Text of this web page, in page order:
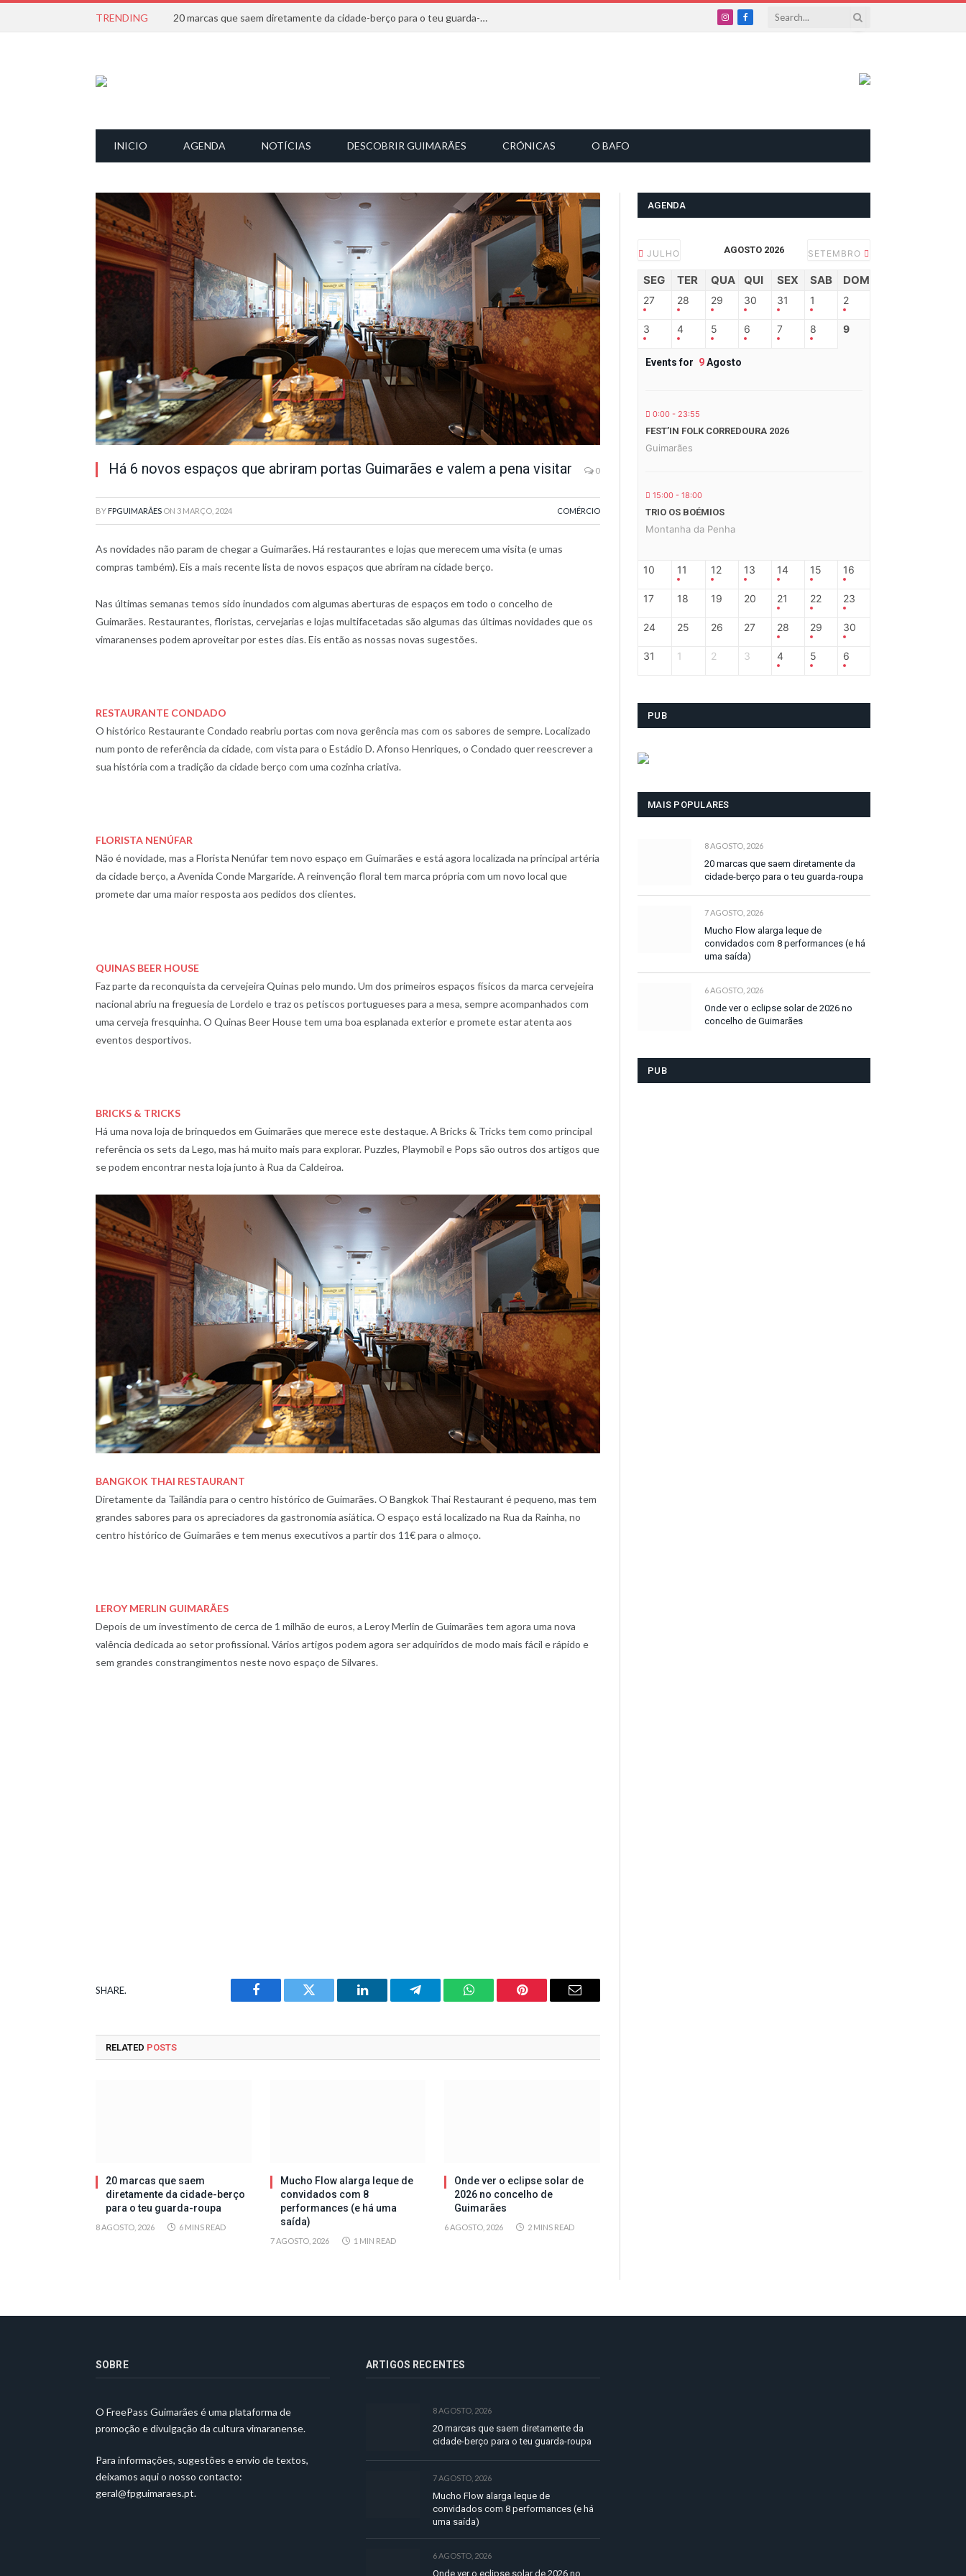
TRENDING 20 marcas que saem diretamente da cidade-berço para o teu guarda-roupa
InstagramFacebook
INICIO AGENDA NOTÍCIAS DESCOBRIR GUIMARÃES CRÓNICAS O BAFO
Há 6 novos espaços que abriram portas Guimarães e valem a pena visitar 0
BY FPGUIMARÃES ON 3 MARÇO, 2024 COMÉRCIO
As novidades não param de chegar a Guimarães. Há restaurantes e lojas que merecem uma visita (e umas
compras também). Eis a mais recente lista de novos espaços que abriram na cidade berço.
Nas últimas semanas temos sido inundados com algumas aberturas de espaços em todo o concelho de
Guimarães. Restaurantes, floristas, cervejarias e lojas multifacetadas são algumas das últimas novidades que os
vimaranenses podem aproveitar por estes dias. Eis então as nossas novas sugestões.
RESTAURANTE CONDADO
O histórico Restaurante Condado reabriu portas com nova gerência mas com os sabores de sempre. Localizado
num ponto de referência da cidade, com vista para o Estádio D. Afonso Henriques, o Condado quer reescrever a
sua história com a tradição da cidade berço com uma cozinha criativa.
FLORISTA NENÚFAR
Não é novidade, mas a Florista Nenúfar tem novo espaço em Guimarães e está agora localizada na principal artéria
da cidade berço, a Avenida Conde Margaride. A reinvenção floral tem marca própria com um novo local que
promete dar uma maior resposta aos pedidos dos clientes.
QUINAS BEER HOUSE
Faz parte da reconquista da cervejeira Quinas pelo mundo. Um dos primeiros espaços físicos da marca cervejeira
nacional abriu na freguesia de Lordelo e traz os petiscos portugueses para a mesa, sempre acompanhados com
uma cerveja fresquinha. O Quinas Beer House tem uma boa esplanada exterior e promete estar atenta aos
eventos desportivos.
BRICKS & TRICKS
Há uma nova loja de brinquedos em Guimarães que merece este destaque. A Bricks & Tricks tem como principal
referência os sets da Lego, mas há muito mais para explorar. Puzzles, Playmobil e Pops são outros dos artigos que
se podem encontrar nesta loja junto à Rua da Caldeiroa.
BANGKOK THAI RESTAURANT
Diretamente da Tailândia para o centro histórico de Guimarães. O Bangkok Thai Restaurant é pequeno, mas tem
grandes sabores para os apreciadores da gastronomia asiática. O espaço está localizado na Rua da Rainha, no
centro histórico de Guimarães e tem menus executivos a partir dos 11€ para o almoço.
LEROY MERLIN GUIMARÃES
Depois de um investimento de cerca de 1 milhão de euros, a Leroy Merlin de Guimarães tem agora uma nova
valência dedicada ao setor profissional. Vários artigos podem agora ser adquiridos de modo mais fácil e rápido e
sem grandes constrangimentos neste novo espaço de Silvares.
SHARE.
Facebook Twitter LinkedIn Telegram WhatsAppPinterest Email
RELATED POSTS
20 marcas que saem
diretamente da cidade-berço
para o teu guarda-roupa
8 AGOSTO, 2026 6 MINS READ
Mucho Flow alarga leque de
convidados com 8
performances (e há uma
saída)
7 AGOSTO, 2026 1 MIN READ
Onde ver o eclipse solar de
2026 no concelho de
Guimarães
6 AGOSTO, 2026 2 MINS READ
AGENDA
JULHO AGOSTO 2026 SETEMBRO
SEG TER QUA QUI SEX SAB DOM
27 28 29 30 31 1 2
3 4 5 6 7 8 9
Events for 9Agosto
0:00 - 23:55
FEST’IN FOLK CORREDOURA 2026
Guimarães
15:00 - 18:00
TRIO OS BOÉMIOS
Montanha da Penha
10 11 12 13 14 15 16
17 18 19 20 21 22 23
24 25 26 27 28 29 30
31 1 2 3 4 5 6
PUB
MAIS POPULARES
8 AGOSTO, 2026
20 marcas que saem diretamente da
cidade-berço para o teu guarda-roupa
7 AGOSTO, 2026
Mucho Flow alarga leque de
convidados com 8 performances (e há
uma saída)
6 AGOSTO, 2026
Onde ver o eclipse solar de 2026 no
concelho de Guimarães
PUB
SOBRE
O FreePass Guimarães é uma plataforma de
promoção e divulgação da cultura vimaranense.
Para informações, sugestões e envio de textos,
deixamos aqui o nosso contacto:
geral@fpguimaraes.pt.
ARTIGOS RECENTES
8 AGOSTO, 2026
20 marcas que saem diretamente da
cidade-berço para o teu guarda-roupa
7 AGOSTO, 2026
Mucho Flow alarga leque de
convidados com 8 performances (e há
uma saída)
6 AGOSTO, 2026
Onde ver o eclipse solar de 2026 no